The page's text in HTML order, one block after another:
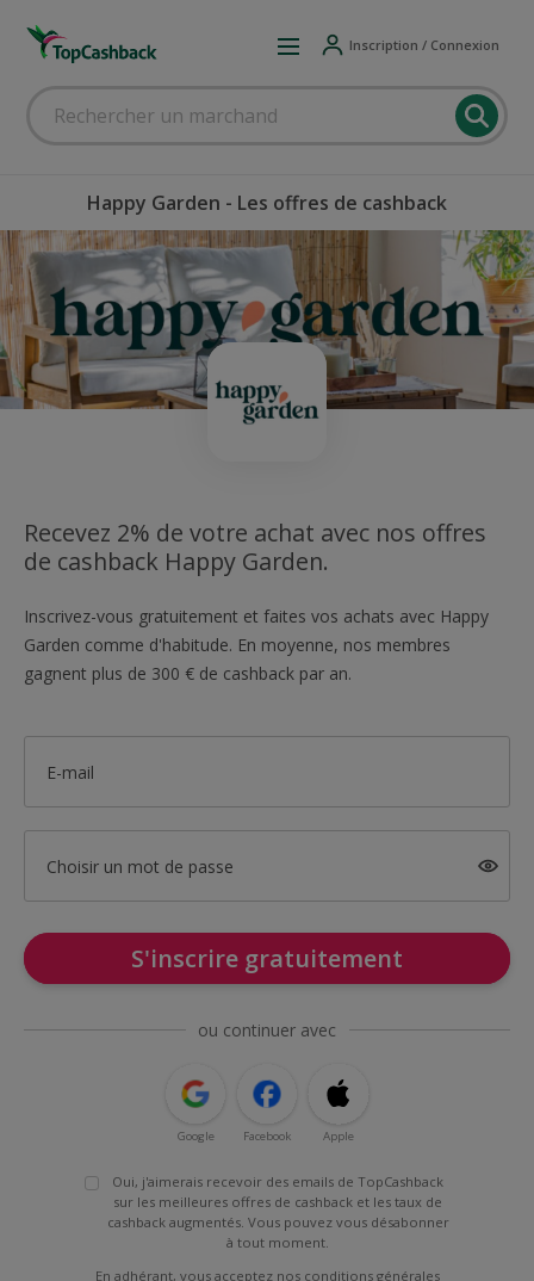
Inscription / Connexion
Happy Garden - Les offres de cashback
Recevez 2% de votre achat avec nos offres
de cashback Happy Garden.
Inscrivez-vous gratuitement et faites vos achats avec Happy
Garden comme d'habitude. En moyenne, nos membres
gagnent plus de 300 € de cashback par an.
E-mail
Choisir un mot de passe
S'inscrire gratuitement
ou continuer avec
Google Facebook Apple
Oui, j'aimerais recevoir des emails de TopCashback
sur les meilleures offres de cashback et les taux de
cashback augmentés. Vous pouvez vous désabonner
à tout moment.
En adhérant, vous acceptez nos conditions générales